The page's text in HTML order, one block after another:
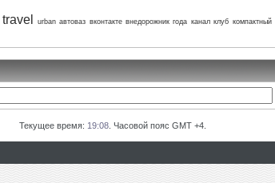
travel urban автоваз вконтакте внедорожник года канал клуб компактный
Текущее время: 19:08 . Часовой пояс GMT +4.